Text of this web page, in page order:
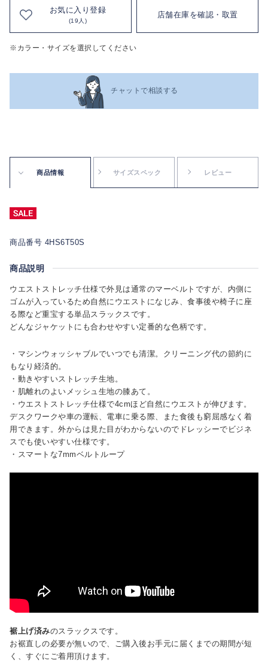
お気に入り登録
(19人)
店舗在庫を確認・取置
※カラー・サイズを選択してください
チャットで相談する
商品情報 サイズスペック レビュー
商品番号 4HS6T50S
商品説明
ウエストストレッチ仕様で外見は通常のマーベルトですが、内側に
ゴムが入っているため自然にウエストになじみ、食事後や椅子に座
る際など重宝する単品スラックスです。
どんなジャケットにも合わせやすい定番的な色柄です。
・マシンウォッシャブルでいつでも清潔。クリーニング代の節約に
もなり経済的。
・動きやすいストレッチ生地。
・肌離れのよいメッシュ生地の膝あて。
・ウエストストレッチ仕様で4cmほど自然にウエストが伸びます。
デスクワークや車の運転、電車に乗る際、また食後も窮屈感なく着
用できます。外からは見た目がわからないのでドレッシーでビジネ
スでも使いやすい仕様です。
・スマートな7mmベルトループ
裾上げ済みのスラックスです。
お裾直しの必要が無いので、ご購入後お手元に届くまでの期間が短
く、すぐにご着用頂けます。